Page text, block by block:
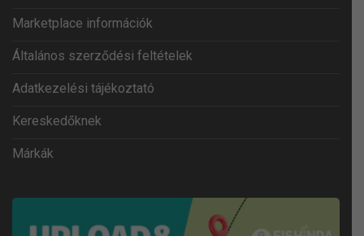
Marketplace információk
Általános szerződési feltételek
Adatkezelési tájékoztató
Kereskedőknek
Márkák